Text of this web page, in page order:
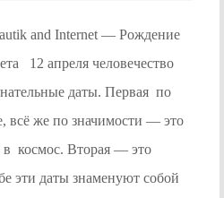
and Internet — Рождение
12 апреля человечество
даты. Первая по
всё же по значимости — это
в космос. Вторая — это
эти даты знаменуют собой